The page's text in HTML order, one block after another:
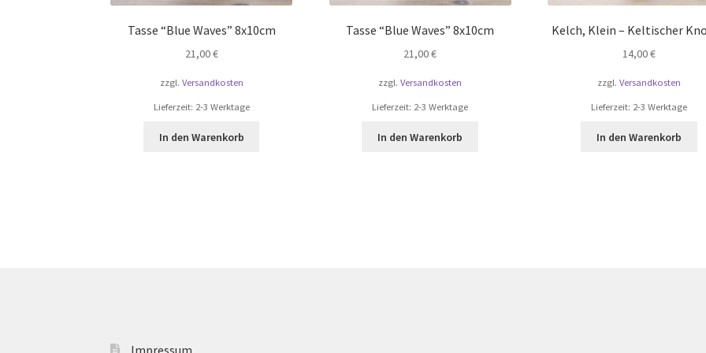
Tasse “Blue Waves” 8x10cm
21,00€
zzgl. Versandkosten
Lieferzeit: 2-3 Werktage
In den Warenkorb
Tasse “Blue Waves” 8x10cm
21,00€
zzgl.Versandkosten
Lieferzeit: 2-3 Werktage
In den Warenkorb
Kelch, Klein – Keltischer
14,00€
zzgl. Versandkosten
Lieferzeit: 2-3 Werktage
In den Warenkorb